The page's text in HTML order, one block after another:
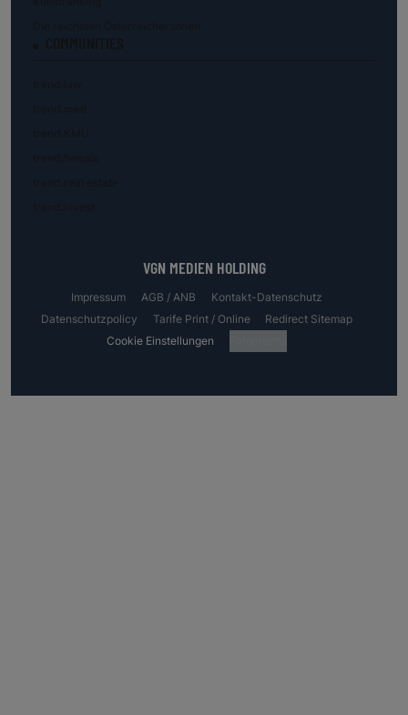
VGN MEDIEN HOLDING
Impressum AGB / ANB
Kontakt-Datenschutz
Datenschutzpolicy
Tarife Print / Online
Redirect Sitemap
Cookie Einstellungen